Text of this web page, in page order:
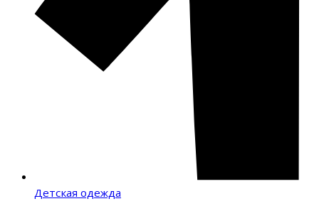
Детская одежда